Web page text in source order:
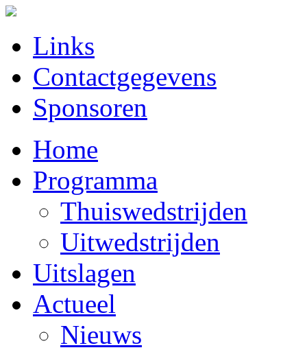
Links
Contactgegevens
Sponsoren
Home
Programma
Thuiswedstrijden
Uitwedstrijden
Uitslagen
Actueel
Nieuws